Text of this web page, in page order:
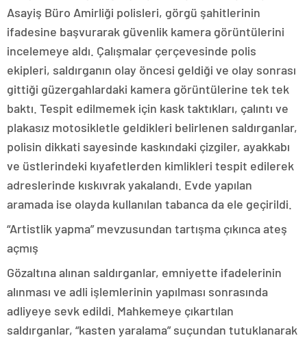
Asayiş Büro Amirliği polisleri, görgü şahitlerinin
ifadesine başvurarak güvenlik kamera görüntülerini
incelemeye aldı. Çalışmalar çerçevesinde polis
ekipleri, saldırganın olay öncesi geldiği ve olay sonrası
gittiği güzergahlardaki kamera görüntülerine tek tek
baktı. Tespit edilmemek için kask taktıkları, çalıntı ve
plakasız motosikletle geldikleri belirlenen saldırganlar,
polisin dikkati sayesinde kaskındaki çizgiler, ayakkabı
ve üstlerindeki kıyafetlerden kimlikleri tespit edilerek
adreslerinde kıskıvrak yakalandı. Evde yapılan
aramada ise olayda kullanılan tabanca da ele geçirildi.
“Artistlik yapma” mevzusundan tartışma çıkınca ateş
açmış
Gözaltına alınan saldırganlar, emniyette ifadelerinin
alınması ve adli işlemlerinin yapılması sonrasında
adliyeye sevk edildi. Mahkemeye çıkartılan
saldırganlar, “kasten yaralama” suçundan tutuklanarak